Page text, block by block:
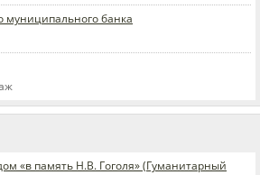
муниципального банка
«в память Н.В. Гоголя» (Гуманитарный